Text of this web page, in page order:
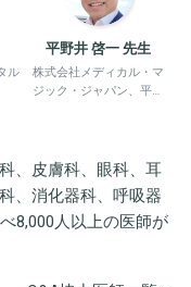
ル
平野井 啓一 先生
株式会社メディカル・マ
ジック・ジャパン、平野
、皮膚科、眼科、耳
、消化器科、呼吸器
8,000人以上の医師が